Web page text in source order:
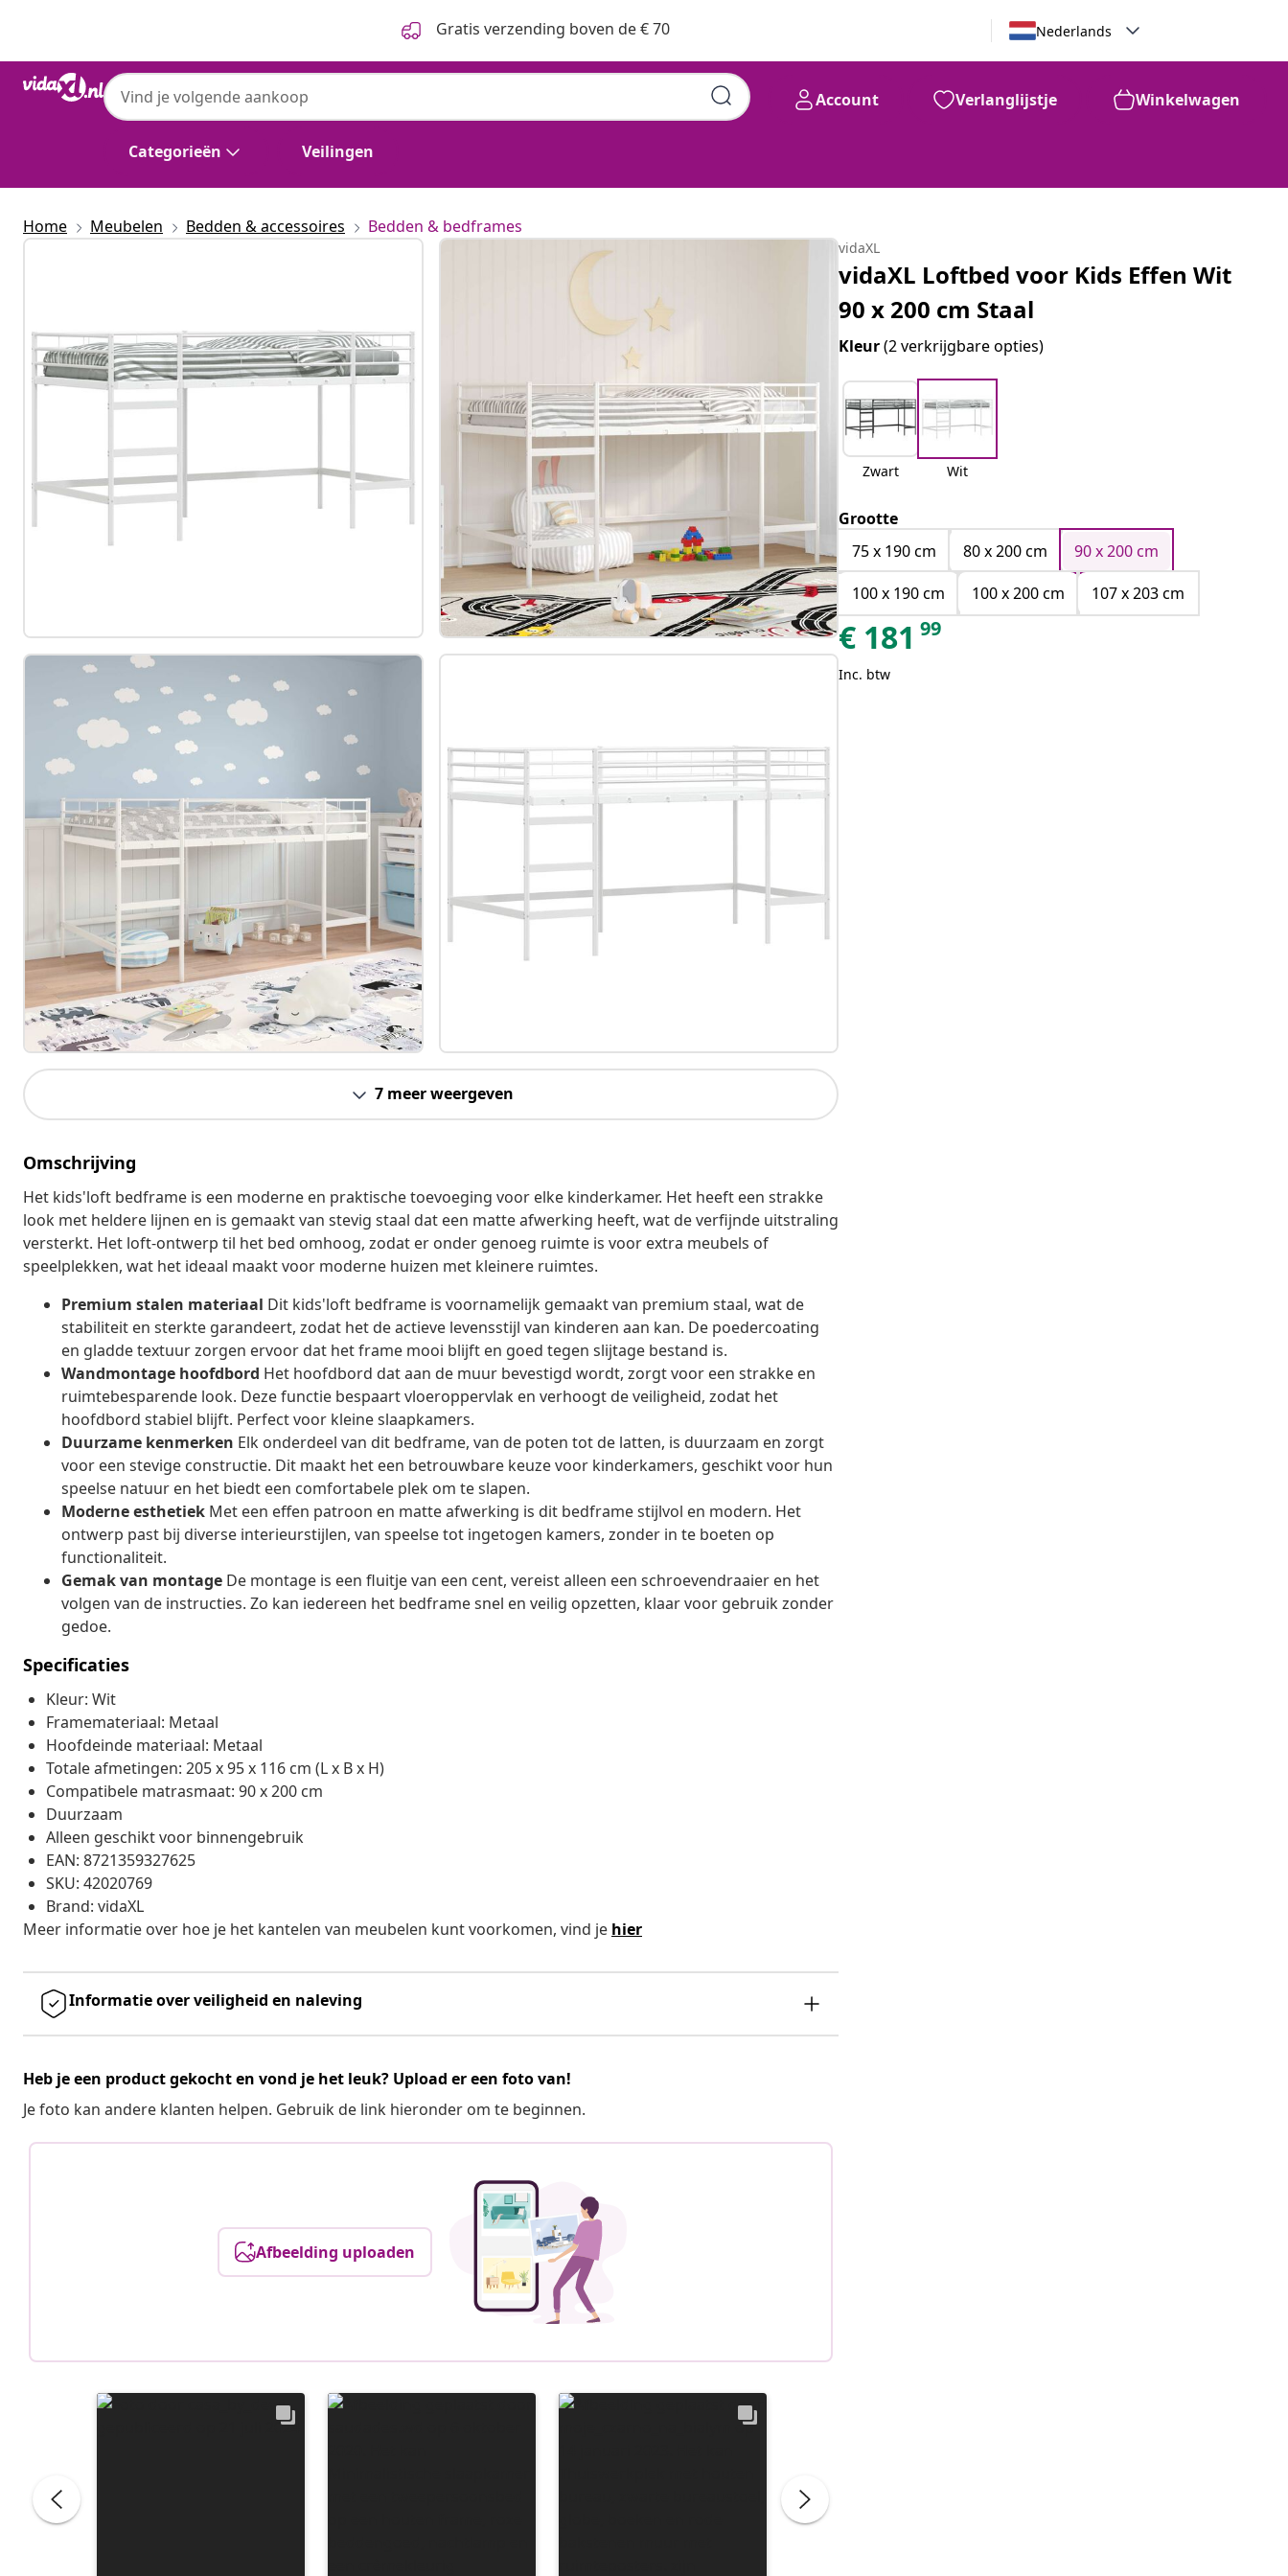
Gratis verzending boven de € 70 Nederlands
Categorieën Veilingen
Account Verlanglijstje Winkelwagen
Home Meubelen Bedden & accessoires Bedden & bedframes
7 meer weergeven
Omschrijving
Het kids'loft bedframe is een moderne en praktische toevoeging voor elke kinderkamer. Het heeft een strakke
look met heldere lijnen en is gemaakt van stevig staal dat een matte afwerking heeft, wat de verfijnde uitstraling
versterkt. Het loft-ontwerp til het bed omhoog, zodat er onder genoeg ruimte is voor extra meubels of
speelplekken, wat het ideaal maakt voor moderne huizen met kleinere ruimtes.
Premium stalen materiaal Dit kids'loft bedframe is voornamelijk gemaakt van premium staal, wat de
stabiliteit en sterkte garandeert, zodat het de actieve levensstijl van kinderen aan kan. De poedercoating
en gladde textuur zorgen ervoor dat het frame mooi blijft en goed tegen slijtage bestand is.
Wandmontage hoofdbord Het hoofdbord dat aan de muur bevestigd wordt, zorgt voor een strakke en
ruimtebesparende look. Deze functie bespaart vloeroppervlak en verhoogt de veiligheid, zodat het
hoofdbord stabiel blijft. Perfect voor kleine slaapkamers.
Duurzame kenmerken Elk onderdeel van dit bedframe, van de poten tot de latten, is duurzaam en zorgt
voor een stevige constructie. Dit maakt het een betrouwbare keuze voor kinderkamers, geschikt voor hun
speelse natuur en het biedt een comfortabele plek om te slapen.
Moderne esthetiek Met een effen patroon en matte afwerking is dit bedframe stijlvol en modern. Het
ontwerp past bij diverse interieurstijlen, van speelse tot ingetogen kamers, zonder in te boeten op
functionaliteit.
Gemak van montage De montage is een fluitje van een cent, vereist alleen een schroevendraaier en het
volgen van de instructies. Zo kan iedereen het bedframe snel en veilig opzetten, klaar voor gebruik zonder
gedoe.
Specificaties
Kleur: Wit
Framemateriaal: Metaal
Hoofdeinde materiaal: Metaal
Totale afmetingen: 205 x 95 x 116 cm (L x B x H)
Compatibele matrasmaat: 90 x 200 cm
Duurzaam
Alleen geschikt voor binnengebruik
EAN: 8721359327625
SKU: 42020769
Brand: vidaXL
Meer informatie over hoe je het kantelen van meubelen kunt voorkomen, vind je hier
Informatie over veiligheid en naleving
Heb je een product gekocht en vond je het leuk? Upload er een foto van!
Je foto kan andere klanten helpen. Gebruik de link hieronder om te beginnen.
Afbeelding uploaden
vidaXL
vidaXL Loftbed voor Kids Effen Wit
90 x 200 cm Staal
Kleur(2 verkrijgbare opties)
Zwart Wit
Grootte
75 x 190 cm
80 x 200 cm
90 x 200 cm
100 x 190 cm
100 x 200 cm 107 x 203 cm
€ 181 99
Inc. btw